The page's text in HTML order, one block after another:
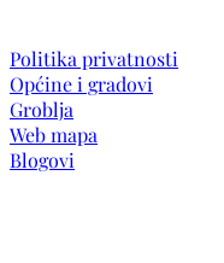
Politika privatnosti
Općine i gradovi
Groblja
Web mapa
Blogovi